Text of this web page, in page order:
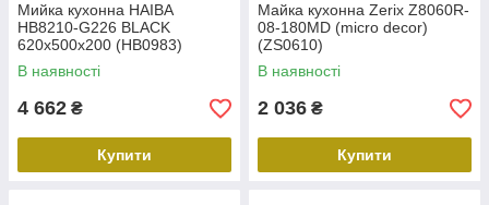
Мийка кухонна HAIBA
HB8210-G226 BLACK
620x500x200 (HB0983)
В наявності
4 662 ₴
Купити
Майка кухонна Zerix Z8060R-
08-180MD (micro decor)
(ZS0610)
В наявності
2 036 ₴
Купити